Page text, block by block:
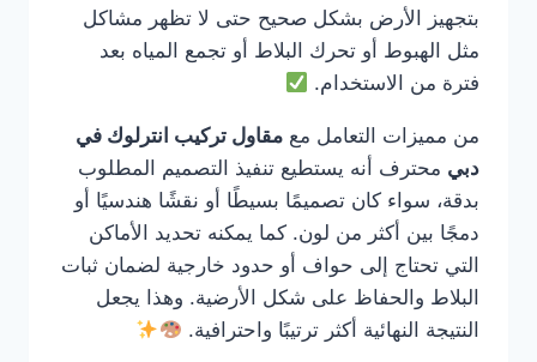
بتجهيز الأرض بشكل صحيح حتى لا تظهر مشاكل
مثل الهبوط أو تحرك البلاط أو تجمع المياه بعد
فترة من الاستخدام.
من مميزات التعامل مع مقاول تركيب انترلوك في
دبي محترف أنه يستطيع تنفيذ التصميم المطلوب
بدقة، سواء كان تصميمًا بسيطًا أو نقشًا هندسيًا أو
دمجًا بين أكثر من لون. كما يمكنه تحديد الأماكن
التي تحتاج إلى حواف أو حدود خارجية لضمان ثبات
البلاط والحفاظ على شكل الأرضية. وهذا يجعل
النتيجة النهائية أكثر ترتيبًا واحترافية.